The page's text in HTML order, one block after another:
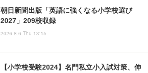
朝日新聞出版「英語に強くなる小学校選び
2027」209校収録
2026.8.6 Thu 13:15
【小学校受験2024】名門私立小入試対策、伸